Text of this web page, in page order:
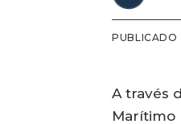
PUBLICADO
A través
Marítimo